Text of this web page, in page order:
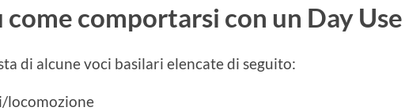
come comportarsi con un Day Use
di alcune voci basilari elencate di seguito:
locomozione